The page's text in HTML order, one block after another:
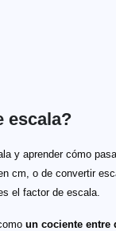
escala?
y aprender cómo
cm, o de convertir
el factor de escala.
un cociente entre